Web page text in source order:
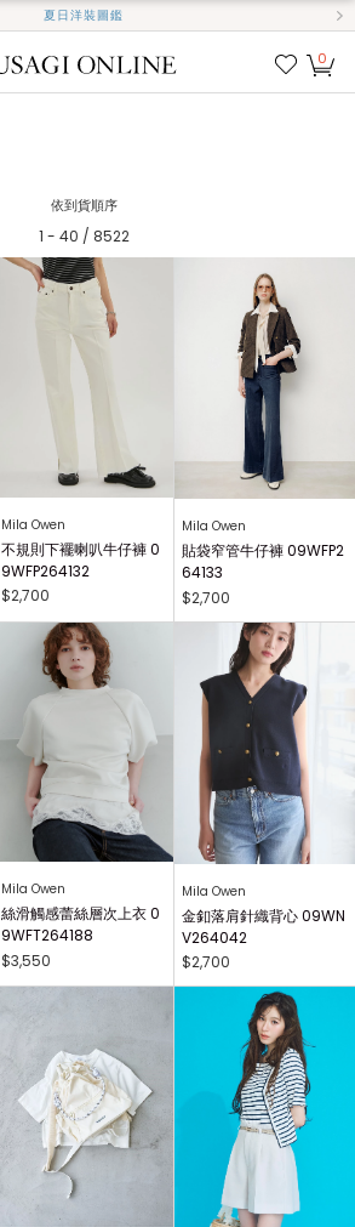
夏日洋裝圖鑑
我的
0
依到貨順序
1 - 40 / 8522
Mila Owen
不規則下襬喇叭牛仔褲 0
9WFP264132
$2,700
Mila Owen
貼袋窄管牛仔褲 09WFP2
64133
$2,700
Mila Owen
絲滑觸感蕾絲層次上衣 0
9WFT264188
$3,550
Mila Owen
金釦落肩針織背心 09WN
V264042
$2,700